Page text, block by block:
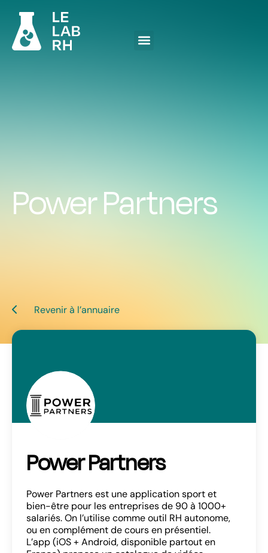
Power Partners
Revenir à l’annuaire
Power Partners
Power Partners est une application sport et
bien-être pour les entreprises de 90 à 1000+
salariés. On l’utilise comme outil RH autonome,
ou en complément de cours en présentiel.
L’app (iOS + Android, disponible partout en